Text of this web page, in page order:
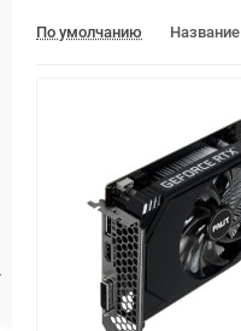
По умолчанию Название